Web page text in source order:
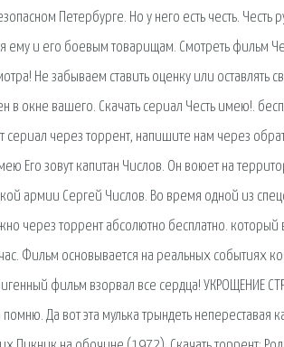
Петербурге. Но у него есть честь.
ему и его боевым товарищам. Смотреть фильм
Не забываем ставить оценку или
в окне вашего. Скачать сериал Честь имею!.
сериал через торрент, напишите нам через
Его зовут капитан Числов. Он воюет на
армии Сергей Числов. Во время одной из
через торрент абсолютно бесплатно.
Фильм основывается на реальных событиях
фильм взорвал все сердца! УКРОЩЕНИЕ
Да вот эта мулька трындеть непереставая